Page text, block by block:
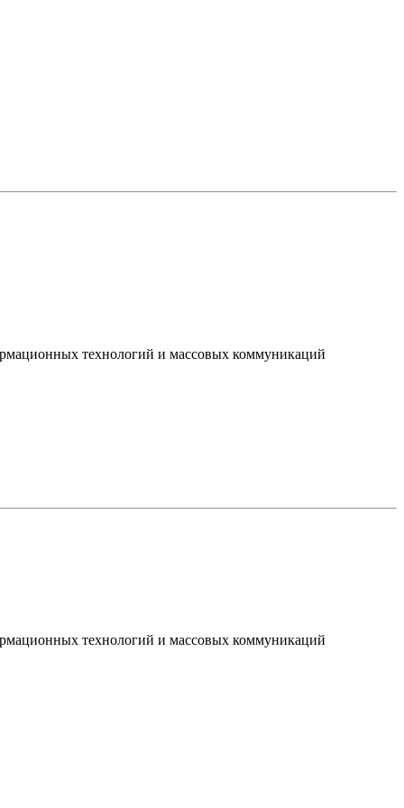
технологий и массовых коммуникаций
технологий и массовых коммуникаций